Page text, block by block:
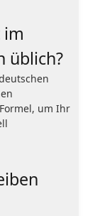
üblich?
um Ihr